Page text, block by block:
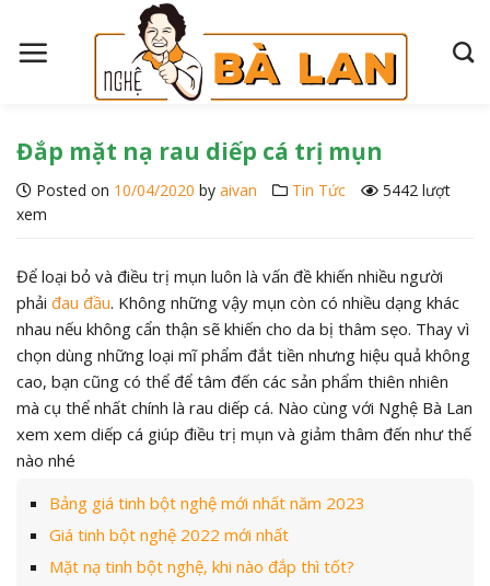
Đắp mặt nạ rau diếp cá trị mụn
Posted on 10/04/2020 by aivan Tin Tức
5442 lượt
xem
Để loại bỏ và điều trị mụn luôn là vấn đề khiến nhiều người
phải đau đầu. Không những vậy mụn còn có nhiều dạng khác
nhau nếu không cẩn thận sẽ khiến cho da bị thâm sẹo. Thay vì
chọn dùng những loại mĩ phẩm đắt tiền nhưng hiệu quả không
cao, bạn cũng có thể để tâm đến các sản phẩm thiên nhiên
mà cụ thể nhất chính là rau diếp cá. Nào cùng với Nghệ Bà Lan
xem xem diếp cá giúp điều trị mụn và giảm thâm đến như thế
nào nhé
Bảng giá tinh bột nghệ mới nhất năm 2023
Giá tinh bột nghệ 2022 mới nhất
Mặt nạ tinh bột nghệ, khi nào đắp thì tốt?